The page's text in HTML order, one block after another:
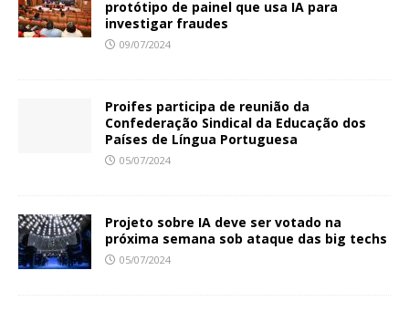
protótipo de painel que usa IA para
investigar fraudes
09/07/2024
Proifes participa de reunião da
Confederação Sindical da Educação dos
Países de Língua Portuguesa
05/07/2024
Projeto sobre IA deve ser votado na
próxima semana sob ataque das big techs
05/07/2024